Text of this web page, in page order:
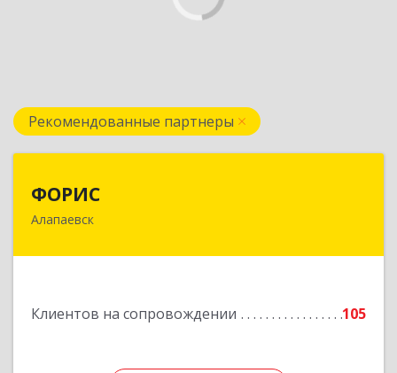
Рекомендованные партнеры
ФОРИС
Алапаевск
Клиентов на сопровождении 105
624601, Свердловская обл, Алапаевск г, Ленина